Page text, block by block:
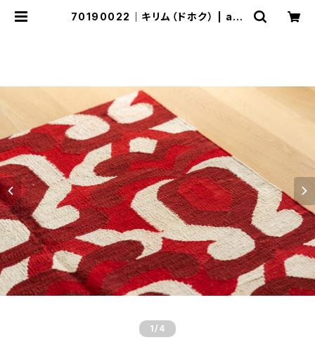
70190022｜キリム（ドホク） | ala
1 /4